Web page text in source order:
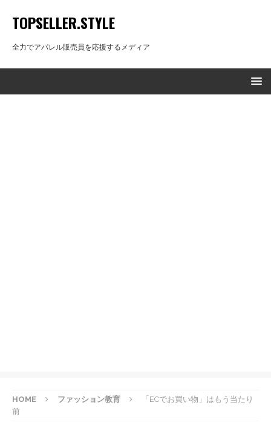
TOPSELLER.STYLE
全力でアパレル販売員を応援するメディア
HOME ファッション教育
「ECでお買い物」はもう当たり
前